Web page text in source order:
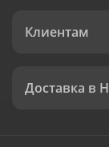
Клиентам
Доставка в